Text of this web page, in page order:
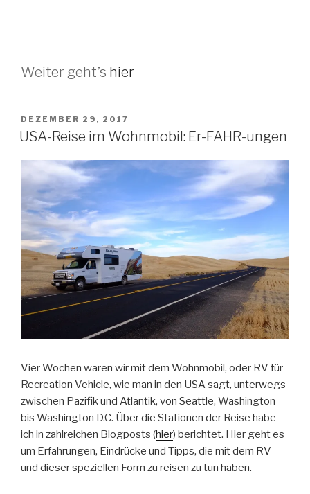
Weiter geht’s hier
VERÖFFENTLICHT
AM
DEZEMBER 29, 2017
USA-Reise im Wohnmobil: Er-FAHR-ungen
Vier Wochen waren wir mit dem Wohnmobil, oder RV für
Recreation Vehicle, wie man in den USA sagt, unterwegs
zwischen Pazifik und Atlantik, von Seattle, Washington
bis Washington D.C. Über die Stationen der Reise habe
ich in zahlreichen Blogposts (hier) berichtet. Hier geht es
um Erfahrungen, Eindrücke und Tipps, die mit dem RV
und dieser speziellen Form zu reisen zu tun haben.